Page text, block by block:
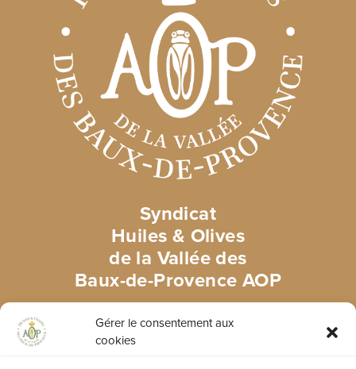
Gérer le consentement aux
cookies
Syndicat
Huiles & Olives
de la Vallée des
Baux-de-Provence AOP
515 route de Baumanière
Vallon de la Fontaine
13520 Les Baux-de-Provence